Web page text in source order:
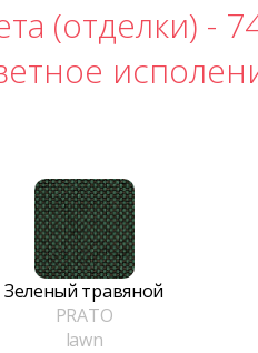
(отделки) -
Зеленый травяной
PRATO
lawn